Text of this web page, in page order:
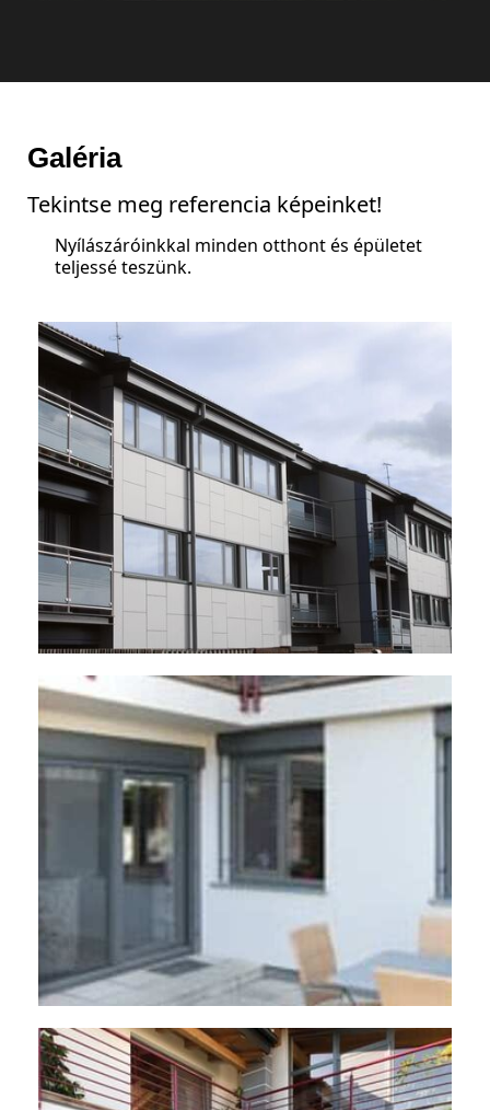
Galéria
Tekintse meg referencia képeinket!
Nyílászáróinkkal minden otthont és épületet
teljessé teszünk.